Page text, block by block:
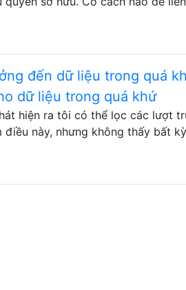
đến dữ liệu trong quá
dữ liệu trong quá khứ
hiện ra tôi có thể lọc các lượt
này, nhưng không thấy bất